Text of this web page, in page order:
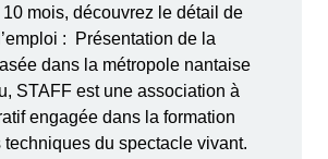
mois, découvrez le détail de
: Présentation de la
dans la métropole nantaise
STAFF est une association à
engagée dans la formation
techniques du spectacle vivant.